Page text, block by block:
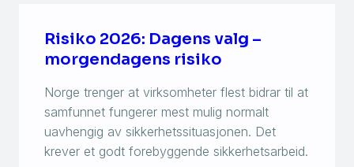
Risiko 2026: Dagens valg –
morgendagens risiko
Norge trenger at virksomheter flest bidrar til at
samfunnet fungerer mest mulig normalt
uavhengig av sikkerhetssituasjonen. Det
krever et godt forebyggende sikkerhetsarbeid.